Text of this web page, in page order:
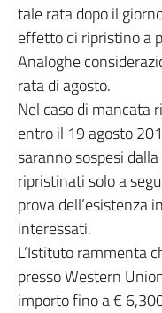
tale rata dopo il
effetto di ripristino a
Analoghe
rata di agosto.
Nel caso di mancata
entro il 19 agosto
saranno sospesi
ripristinati solo a
prova dell’esistenza
interessati.
L’Istituto rammenta
presso Western
importo fino a €